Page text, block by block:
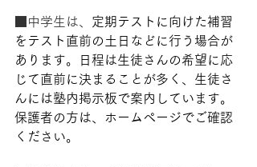
■中学生は、 定期テストに向けた補習
をテスト直前の土日などに行う場合が
あります。日程は生徒さんの希望に応
じて直前に決まることが多く、生徒さ
んには塾内掲示板で案内しています。
保護者の方は、ホームページでご確認
ください。